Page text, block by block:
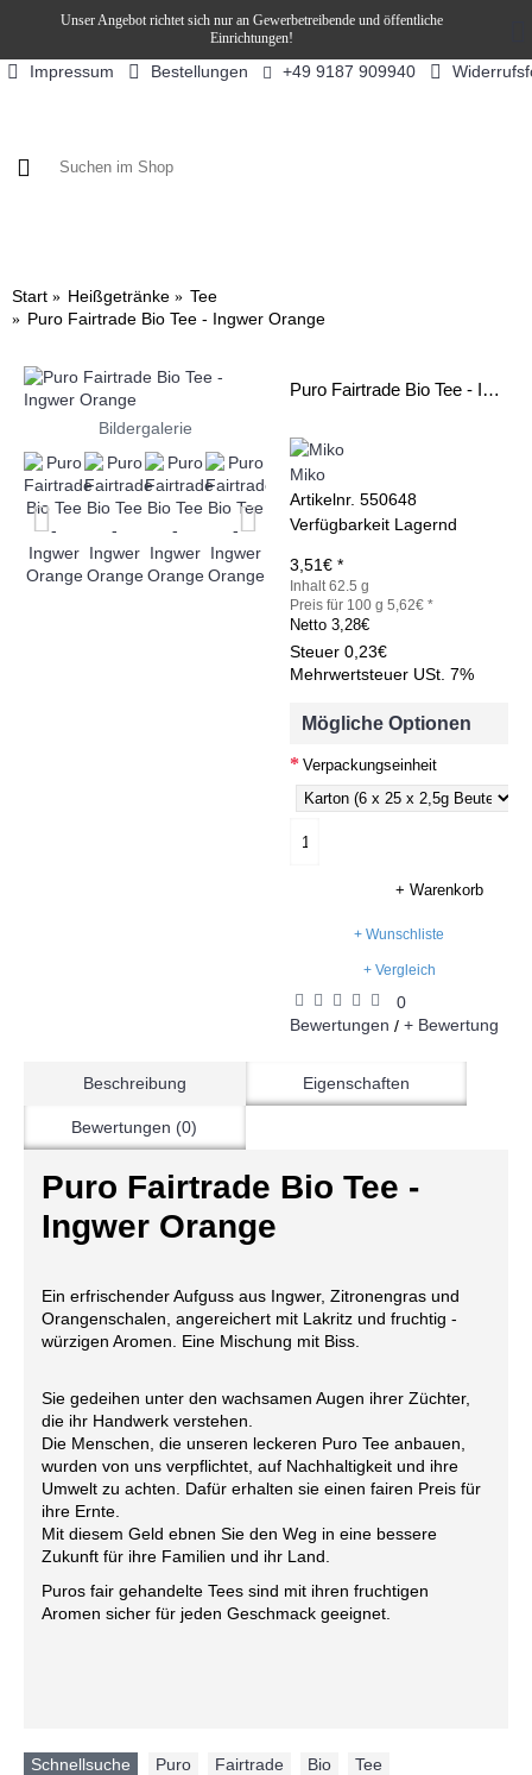
Unser Angebot richtet sich nur an Gewerbetreibende und öffentliche
Einrichtungen!
Impressum Bestellungen +49 9187 909940
Start Heißgetränke
Tee
Puro Fairtrade Bio Tee - Ingwer Orange
Bildergalerie
Puro Fairtrade Bio Tee - Ingwer Orange
Miko
Artikelnr. 550648
Verfügbarkeit Lagernd
3,51€ *
Inhalt 62.5 g
Preis für 100 g 5,62€ *
Netto 3,28€
Steuer 0,23€
Mehrwertsteuer USt. 7%
Mögliche Optionen
Verpackungseinheit
+ Warenkorb
+ Wunschliste
+ Vergleich
0
Bewertungen / + Bewertung
Beschreibung Eigenschaften
Bewertungen (0)
Puro Fairtrade Bio Tee -
Ingwer Orange
Ein erfrischender Aufguss aus Ingwer, Zitronengras und
Orangenschalen, angereichert mit Lakritz und fruchtig -
würzigen Aromen. Eine Mischung mit Biss.
Sie gedeihen unter den wachsamen Augen ihrer Züchter,
die ihr Handwerk verstehen.
Die Menschen, die unseren leckeren Puro Tee anbauen,
wurden von uns verpflichtet, auf Nachhaltigkeit und ihre
Umwelt zu achten. Dafür erhalten sie einen fairen Preis für
ihre Ernte.
Mit diesem Geld ebnen Sie den Weg in eine bessere
Zukunft für ihre Familien und ihr Land.
Puros fair gehandelte Tees sind mit ihren fruchtigen
Aromen sicher für jeden Geschmack geeignet.
Schnellsuche Puro Fairtrade Bio Tee